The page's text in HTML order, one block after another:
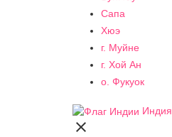
Сапа
Хюэ
г. Муйне
г. Хой Ан
о. Фукуок
Индия
